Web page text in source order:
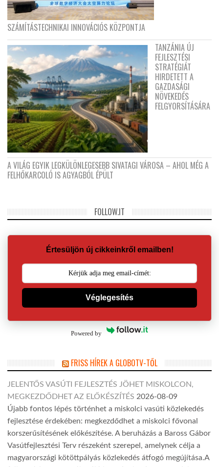
SZÁMÍTÁSTECHNIKAI INNOVÁCIÓS KÖZPONTJA
TANZÁNIA ÚJ
FEJLESZTÉSI
STRATÉGIÁT
HIRDETETT A
GAZDASÁGI
NÖVEKEDÉS
FELGYORSÍTÁSÁRA
A VILÁG EGYIK LEGKÜLÖNLEGESEBB SIVATAGI VÁROSA – AHOL MÉG A
FELHŐKARCOLÓ IS AGYAGBÓL ÉPÜLT
FOLLOW.IT
Értesüljön új cikkeinkről emailben!
Véglegesítés
Powered by
FRISS HÍREK A GLOBOTV-TŐL
JELENTŐS VASÚTI FEJLESZTÉS JÖHET MISKOLCON,
MEGKEZDŐDHET AZ ELŐKÉSZÍTÉS 2026-08-09
Újabb fontos lépés történhet a miskolci vasúti közlekedés
fejlesztése érdekében: megkezdődhet a miskolci fővonal
korszerűsítésének előkészítése. A beruházás a Baross Gábor
Vasútfejlesztési Terv részeként szerepel, amelynek célja a
magyarországi kötöttpályás közlekedés átfogó megújítása.A